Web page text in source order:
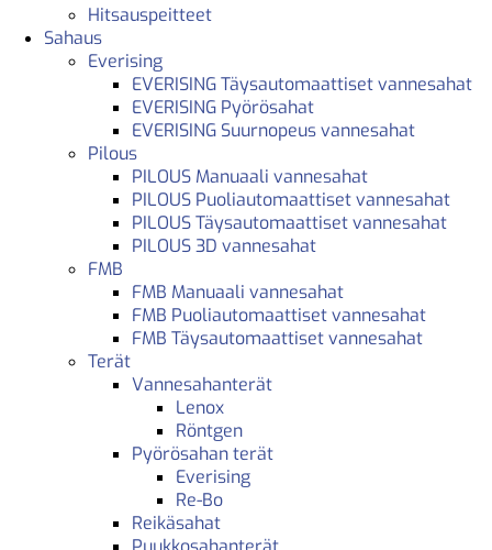
Hitsauspeitteet
Sahaus
Everising
EVERISING Täysautomaattiset vannesahat
EVERISING Pyörösahat
EVERISING Suurnopeus vannesahat
Pilous
PILOUS Manuaali vannesahat
PILOUS Puoliautomaattiset vannesahat
PILOUS Täysautomaattiset vannesahat
PILOUS 3D vannesahat
FMB
FMB Manuaali vannesahat
FMB Puoliautomaattiset vannesahat
FMB Täysautomaattiset vannesahat
Terät
Vannesahanterät
Lenox
Röntgen
Pyörösahan terät
Everising
Re-Bo
Reikäsahat